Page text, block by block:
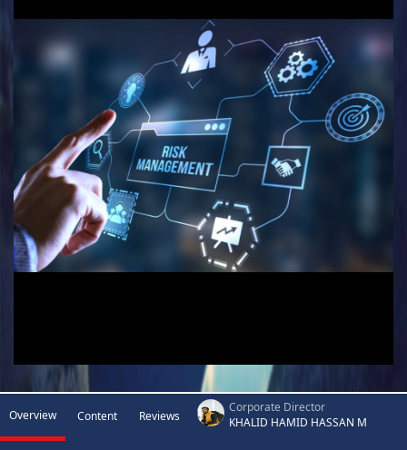
Video
Overview Content Reviews
Corporate Director
KHALID HAMID HASSAN M